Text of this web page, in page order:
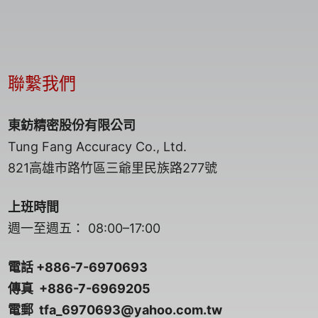
聯繫我們
東鈁精密股份有限公司
Tung Fang Accuracy Co., Ltd.
821高雄市路竹區三爺里民族路277號
上班時間
週一至週五： 08:00–17:00
電話 +886-7-6970693
傳真 +886-7-6969205
電郵 tfa_6970693@yahoo.com.tw